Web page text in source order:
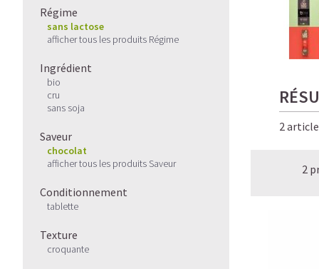
Régime
sans lactose
afficher tous les produits Régime
Ingrédient
bio
cru
sans soja
Saveur
chocolat
afficher tous les produits Saveur
Conditionnement
tablette
Texture
croquante
2
2